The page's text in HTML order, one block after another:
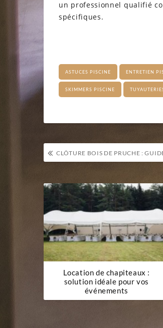
un professionnel qualifié
spécifiques.
ASTUCES PISCINE ENTRETIEN
SKIMMERS PISCINE
Navigation
de
l’article
CLÔTURE BOIS DE PRUCHE : GUIDE
Location de chapiteaux :
solution idéale pour vos
événements